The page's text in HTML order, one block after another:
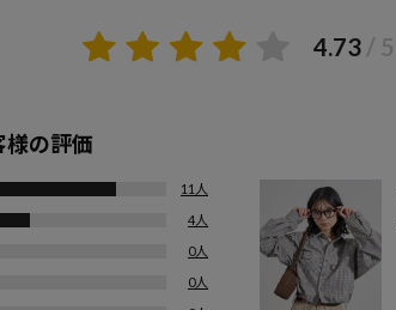
4.73 / 5
様の評価
11人
4人
0人
0人